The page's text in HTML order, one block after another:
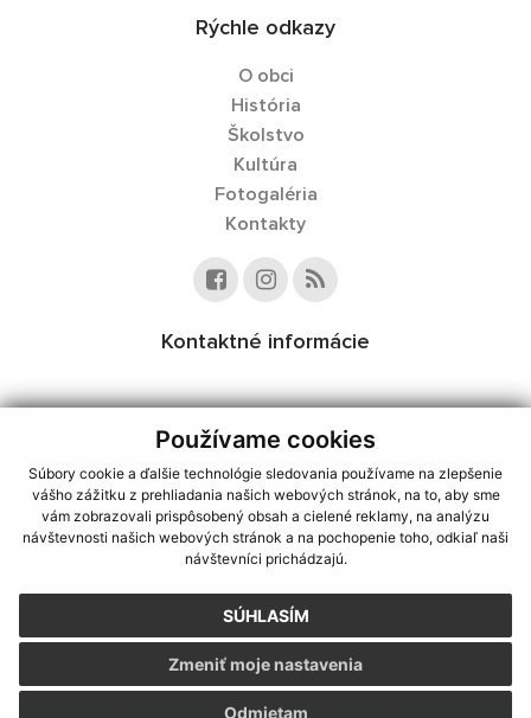
Používame cookies
Súbory cookie a ďalšie technológie sledovania používame na zlepšenie
vášho zážitku z prehliadania našich webových stránok, na to, aby sme
vám zobrazovali prispôsobený obsah a cielené reklamy, na analýzu
návštevnosti našich webových stránok a na pochopenie toho, odkiaľ naši
návštevníci prichádzajú.
SÚHLASÍM
Odmietam
Zmeniť moje nastavenia
Rýchle odkazy
O obci
História
Školstvo
Kultúra
Fotogaléria
Kontakty
Kontaktné informácie
využite možnosť získavania aktuálnych informácií s využitím RSS
CMS systém (redakčný) systém ECHELON 2,
Mapa stránok web portál
webhosting, webex.digital, s.r.o.,domény,registrácia domény,
spoločnosť webex.digital, s.r.o.,technický prevádzkovateľ
Posledná aktualizácia:06.08.2026
Vytlačiť stránku|Vyhlásenie o prístupnosti
Autorské práva|Cookies
webdesign|